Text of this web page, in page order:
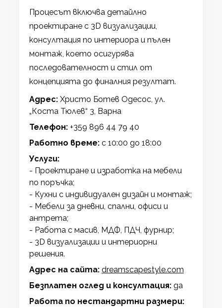
Процесът включва детайлно
проектиране с 3D визуализации,
консултация по интериора и пълен
монтаж, което осигурява
последователност и стил от
концепцията до финалния резултат.
Адрес: Христо Ботев Одесос, ул.
„Коста Тюлев“ 3, Варна
Телефон: +359 896 44 79 40
Работно време: с 10:00 до 18:00
Услуги:
- Проектиране и изработка на мебели
по поръчка;
- Кухни с индивидуален дизайн и монтаж;
- Мебели за дневни, спални, офиси и
антрета;
- Работа с масив, МДФ, ПДЧ, фурнир;
- 3D визуализации и интериорни
решения.
Адрес на сайта: dreamscapestyle.com
Безплатен оглед и консултация: да
Работа по нестандартни размери: